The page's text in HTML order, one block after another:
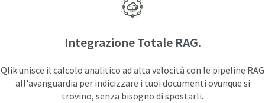
Integrazione Totale RAG.
Qlik unisce il calcolo analitico ad alta velocità con le pipeline RAG
all'avanguardia per indicizzare i tuoi documenti ovunque si
trovino, senza bisogno di spostarli.